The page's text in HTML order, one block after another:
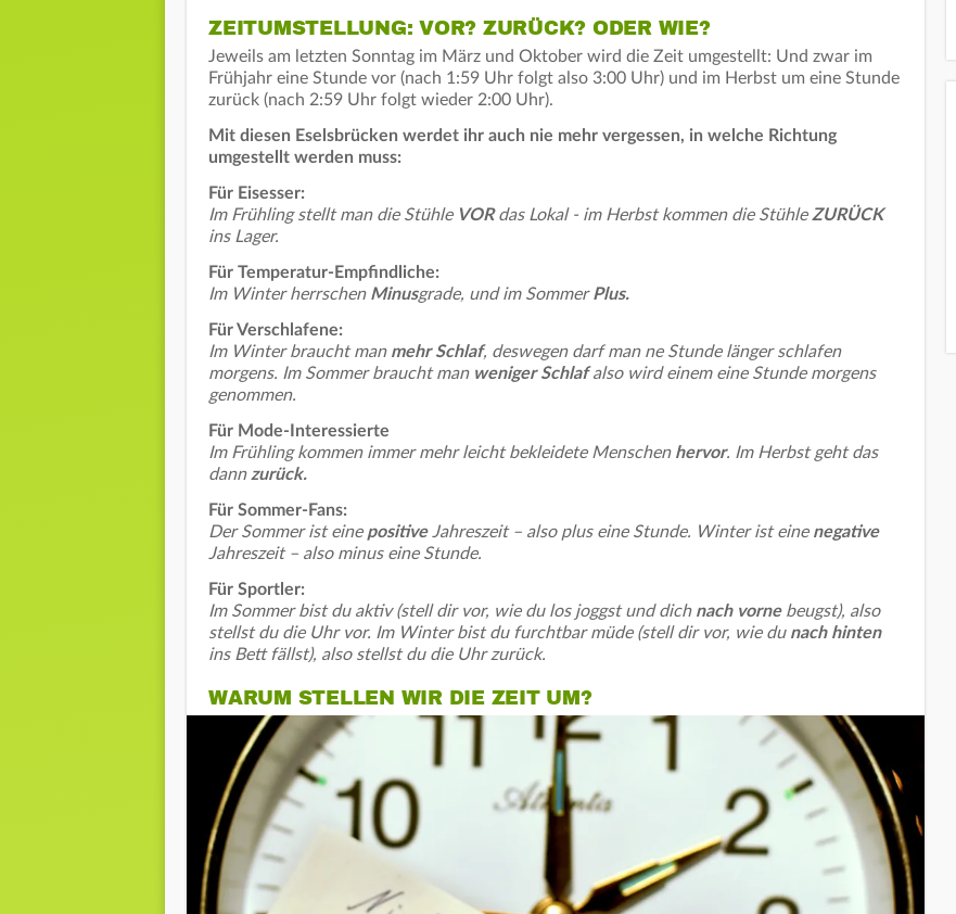
ZEITUMSTELLUNG: VOR? ZURÜCK? ODER WIE?
Jeweils am letzten Sonntag im März und Oktober wird die Zeit umgestellt: Und zwar im
Frühjahr eine Stunde vor (nach 1:59 Uhr folgt also 3:00 Uhr) und im Herbst um eine Stunde
zurück (nach 2:59 Uhr folgt wieder 2:00 Uhr).
Mit diesen Eselsbrücken werdet ihr auch nie mehr vergessen, in welche Richtung
umgestellt werden muss:
Für Eisesser:
Im Frühling stellt man die Stühle VORdas Lokal - im Herbst kommen die Stühle ZURÜCK
ins Lager.
Für Temperatur-Empfindliche:
Im Winter herrschen Minusgrade, und im SommerPlus.
Für Verschlafene:
Im Winter braucht man mehr Schlaf, deswegen darf man ne Stunde länger schlafen
morgens. Im Sommer braucht man weniger Schlafalso wird einem eine Stunde morgens
genommen.
Für Mode-Interessierte
Im Frühling kommen immer mehr leicht bekleidete Menschen hervor. Im Herbst geht das
dann zurück.
Für Sommer-Fans:
Der Sommer ist eine positiveJahreszeit – also plus eine Stunde. Winter ist eine negative
Jahreszeit – also minus eine Stunde.
Für Sportler:
Im Sommer bist du aktiv (stell dir vor, wie du los joggst und dich nach vorne beugst), also
stellst du die Uhr vor. Im Winter bist du furchtbar müde (stell dir vor, wie du nach hinten
ins Bett fällst), also stellst du die Uhr zurück.
WARUM STELLEN WIR DIE ZEIT UM?